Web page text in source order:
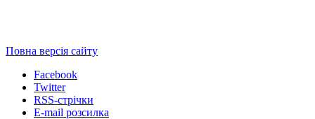
Повна версія сайту
Facebook
Twitter
RSS-стрічки
E-mail розсилка